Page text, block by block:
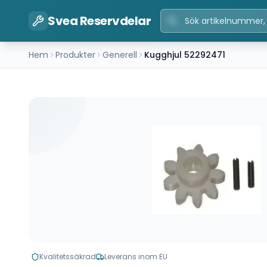
Svea Reservdelar
Hem Produkter Generell Kugghjul 52292471
Kvalitetssäkrad Leverans inom EU